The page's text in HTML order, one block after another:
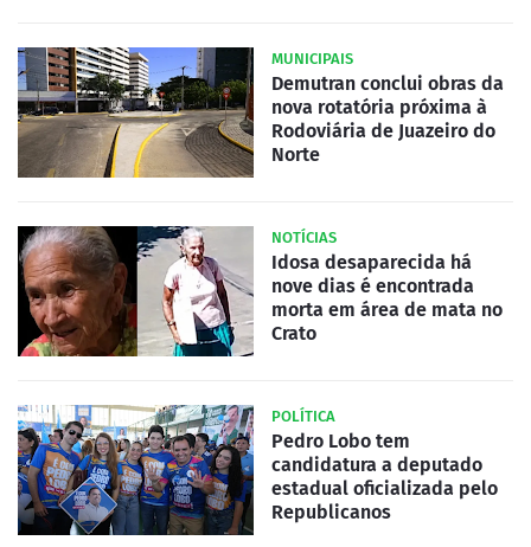
MUNICIPAIS
Demutran conclui obras da
nova rotatória próxima à
Rodoviária de Juazeiro do
Norte
NOTÍCIAS
Idosa desaparecida há
nove dias é encontrada
morta em área de mata no
Crato
POLÍTICA
Pedro Lobo tem
candidatura a deputado
estadual oficializada pelo
Republicanos